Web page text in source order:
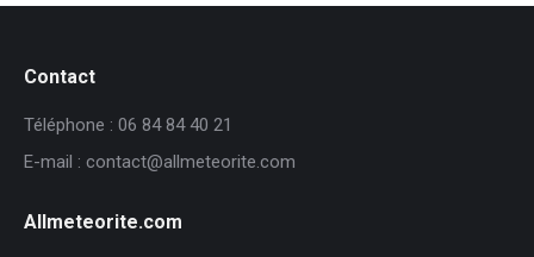
Contact
Téléphone : 06 84 84 40 21
E-mail : contact@allmeteorite.com
Allmeteorite.com